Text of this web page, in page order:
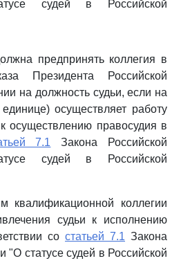
судей в Российской
предпринять коллегия в
Президента Российской
на должность судьи, если на
осуществляет работу
осуществлению правосудия в
7.1 Закона Российской
судей в Российской
квалификационной коллегии
судьи к исполнению
со статьей 7.1 Закона
"О статусе судей в Российской